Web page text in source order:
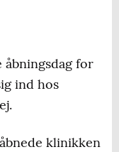
åbningsdag for
ind hos
klinikken